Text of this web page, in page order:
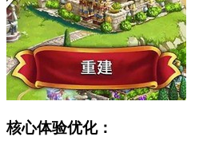
核心体验优化：